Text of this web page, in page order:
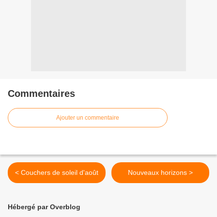
Commentaires
Ajouter un commentaire
< Couchers de soleil d'août Nouveaux horizons >
Hébergé par Overblog